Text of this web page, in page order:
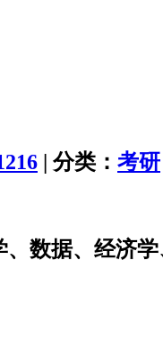
| 分类： 考研
数据、经济